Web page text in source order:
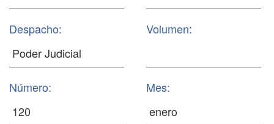
Despacho: Volumen:
Número: Mes: